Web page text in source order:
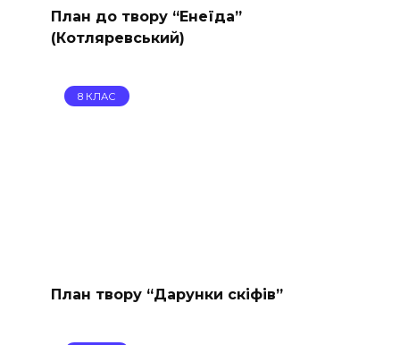
План до твору “Енеїда”
(Котляревський)
8 КЛАС
План твору “Дарунки скіфів”